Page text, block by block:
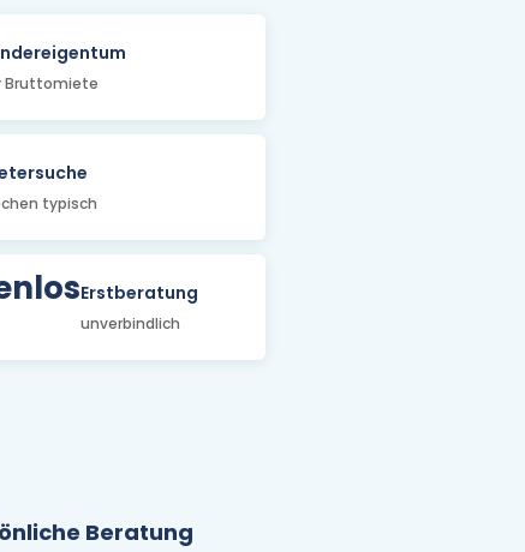
Bruttomiete
typisch
Erstberatung
unverbindlich
Beratung